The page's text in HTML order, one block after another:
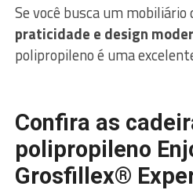
Se você busca um mobiliário
praticidade e design
polipropileno é uma
Confira as
polipropileno
Grosfillex®